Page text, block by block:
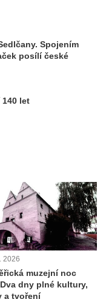
Spojením
posílí české
let
2026
muzejní noc
dny plné kultury,
a tvoření